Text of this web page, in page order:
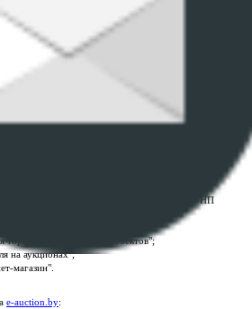
ОБРАБОТКИ COOKIE-
файлов
унитарное предприятие по оказанию
- Все права защищены авторским
по оказанию услуг "БелЮрОбеспечение"
Дзержинского, 1Б, e-mail:
, УНП
Республики Беларусь:
без торговых объектов";
на аукционах";
магазин".
e-auction.by: